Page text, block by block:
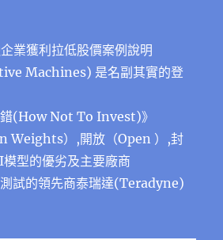
業獲利拉低股價案例說明
Machines) 是名副其實的登
錯(How Not To Invest)》
Weights）,開放（Open ）,封
型的優劣及主要廠商
試的領先商泰瑞達(Teradyne)